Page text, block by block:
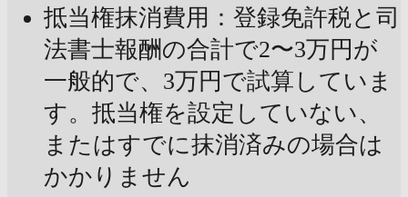
抵当権抹消費用：登録免許税と司
法書士報酬の合計で2〜3万円が
一般的で、3万円で試算していま
す。抵当権を設定していない、
またはすでに抹消済みの場合は
かかりません